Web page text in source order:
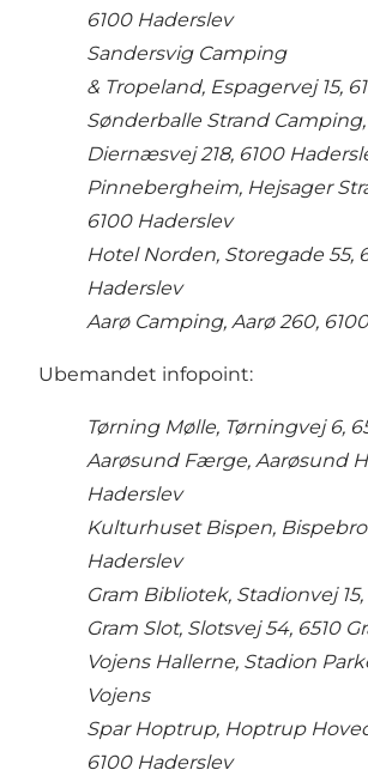
6100 Haderslev
Sandersvig Camping
& Tropeland, Espagervej 15,
Sønderballe Strand Camping,
Diernæsvej 218, 6100
Pinnebergheim, Hejsager
6100 Haderslev
Hotel Norden, Storegade 55,
Haderslev
Aarø Camping, Aarø 260,
Ubemandet infopoint:
Tørning Mølle, Tørningvej 6,
Aarøsund Færge, Aarøsund
Haderslev
Kulturhuset Bispen,
Haderslev
Gram Bibliotek, Stadionvej 15,
Gram Slot, Slotsvej 54, 6510
Vojens Hallerne, Stadion
Vojens
Spar Hoptrup, Hoptrup
6100 Haderslev